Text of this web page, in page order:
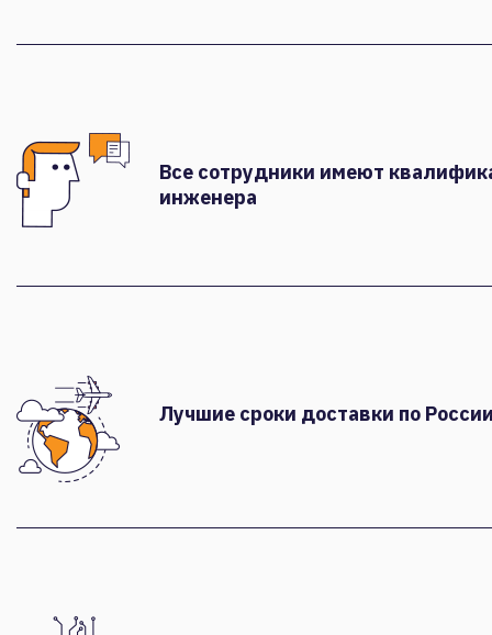
Все сотрудники имеют
инженера
Лучшие сроки доставки по